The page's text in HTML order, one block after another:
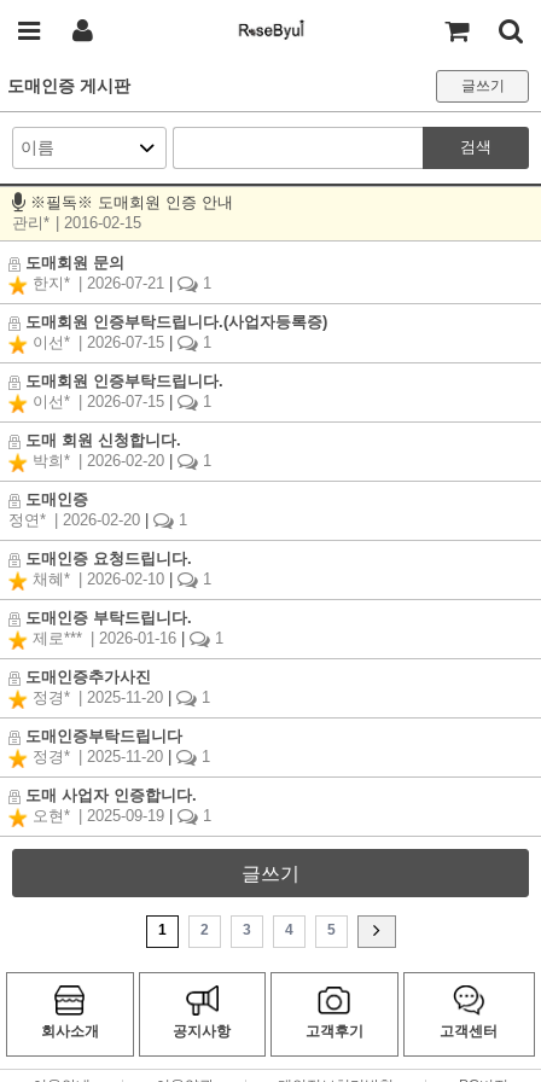
도매인증 게시판 글쓰기
검색
※필독※ 도매회원 인증 안내
관리*
| 2016-02-15
도매회원 문의
한지*
| 2026-07-21 1
도매회원 인증부탁드립니다.(사업자등록증)
이선*
| 2026-07-15 1
도매회원 인증부탁드립니다.
이선*
| 2026-07-15 1
도매 회원 신청합니다.
박희*
| 2026-02-20 1
도매인증
정연*
| 2026-02-20 1
도매인증 요청드립니다.
채혜*
| 2026-02-10 1
도매인증 부탁드립니다.
제로***
| 2026-01-16 1
도매인증추가사진
정경*
| 2025-11-20 1
도매인증부탁드립니다
정경*
| 2025-11-20 1
도매 사업자 인증합니다.
오현*
| 2025-09-19 1
글쓰기
1 2 3 4 5
회사소개 공지사항 고객후기 고객센터